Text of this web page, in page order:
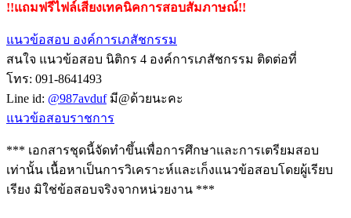
!!แถมฟรีไฟล์เสียงเทคนิคการสอบสัมภาษณ์!!
แนวข้อสอบ องค์การเภสัชกรรม
สนใจ แนวข้อสอบ นิติกร 4 องค์การเภสัชกรรม ติดต่อที่
โทร: 091-8641493
Line id: @987avdufมี@ด้วยนะคะ
แนวข้อสอบราชการ
*** เอกสารชุดนี้จัดทำขึ้นเพื่อการศึกษาและการเตรียมสอบ
เท่านั้น เนื้อหาเป็นการวิเคราะห์และเก็งแนวข้อสอบโดยผู้เรียบ
เรียง มิใช่ข้อสอบจริงจากหน่วยงาน ***